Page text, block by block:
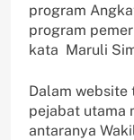
program
program
kata Maruli
Dalam website
pejabat utama
antaranya